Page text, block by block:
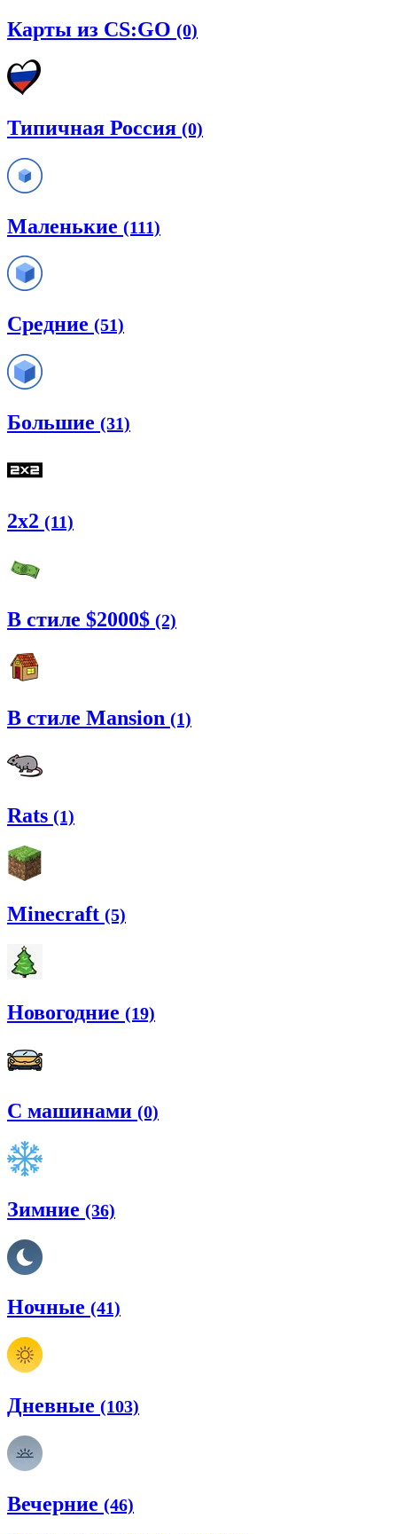
Карты из CS:GO (0)
Типичная Россия (0)
Маленькие (111)
Средние (51)
Большие (31)
2x2 (11)
В стиле $2000$ (2)
В стиле Mansion (1)
Rats (1)
Minecraft (5)
Новогодние (19)
С машинами (0)
Зимние (36)
Ночные (41)
Дневные (103)
Вечерние (46)